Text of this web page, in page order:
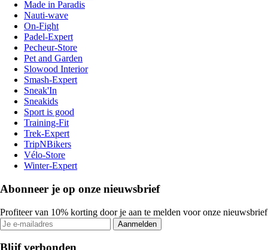
Made in Paradis
Nauti-wave
On-Fight
Padel-Expert
Pecheur-Store
Pet and Garden
Slowood Interior
Smash-Expert
Sneak'In
Sneakids
Sport is good
Training-Fit
Trek-Expert
TripNBikers
Vélo-Store
Winter-Expert
Abonneer je op onze nieuwsbrief
Profiteer van 10% korting door je aan te melden voor onze nieuwsbrief
Aanmelden